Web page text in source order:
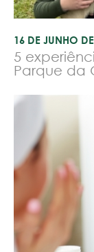
16 DE JUNHO
5
Parque da